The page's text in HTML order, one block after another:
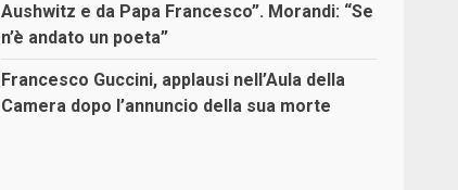
Aushwitz e da Papa Francesco”. Morandi: “Se
n’è andato un poeta”
Francesco Guccini, applausi nell’Aula della
Camera dopo l’annuncio della sua morte